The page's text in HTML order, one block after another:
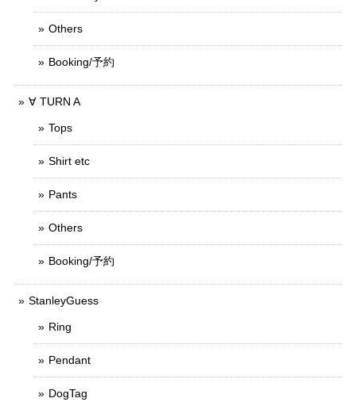
Others
Booking/予約
∀ TURN A
Tops
Shirt etc
Pants
Others
Booking/予約
StanleyGuess
Ring
Pendant
DogTag